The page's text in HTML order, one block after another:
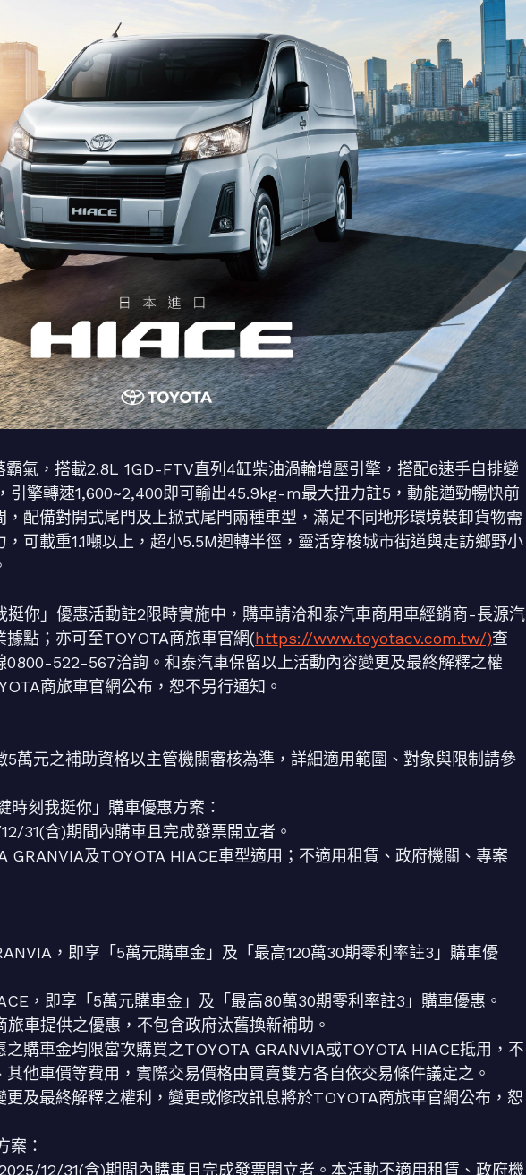
霸氣，搭載2.8L 1GD-FTV直列4缸柴油渦輪增壓引擎，搭配6速手自排變
引擎轉速1,600~2,400即可輸出45.9kg-m最大扭力註5，動能遒勁暢快前
配備對開式尾門及上掀式尾門兩種車型，滿足不同地形環境裝卸貨物需
可載重1.1噸以上，超小5.5M迴轉半徑，靈活穿梭城市街道與走訪鄉野小
挺你」優惠活動註2限時實施中，購車請洽和泰汽車商用車經銷商-長源汽
點；亦可至TOYOTA商旅車官網(https://www.toyotacv.com.tw/)查
0800-522-567洽詢。和泰汽車保留以上活動內容變更及最終解釋之權
商旅車官網公布，恕不另行通知。
5萬元之補助資格以主管機關審核為準，詳細適用範圍、對象與限制請參
時刻我挺你」購車優惠方案：
31(含)期間內購車且完成發票開立者。
GRANVIA及TOYOTA HIACE車型適用；不適用租賃、政府機關、專案
，即享「5萬元購車金」及「最高120萬30期零利率註3」購車優
，即享「5萬元購車金」及「最高80萬30期零利率註3」購車優惠。
旅車提供之優惠，不包含政府汰舊換新補助。
購車金均限當次購買之TOYOTA GRANVIA或TOYOTA HIACE抵用，不
他車價等費用，實際交易價格由買賣雙方各自依交易條件議定之。
及最終解釋之權利，變更或修改訊息將於TOYOTA商旅車官網公布，恕
案：
12/31(含)期間內購車且完成發票開立者。本活動不適用租賃、政府機